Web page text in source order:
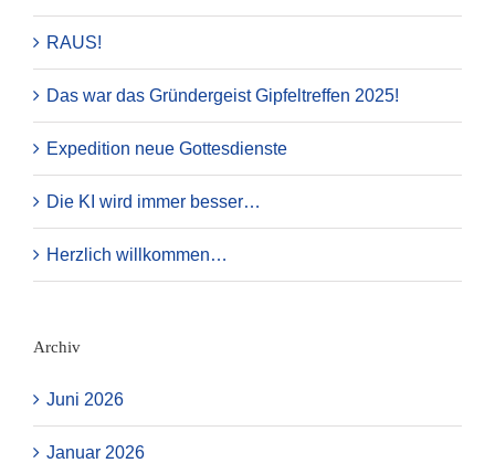
RAUS!
Das war das Gründergeist Gipfeltreffen 2025!
Expedition neue Gottesdienste
Die KI wird immer besser…
Herzlich willkommen…
Archiv
Juni 2026
Januar 2026